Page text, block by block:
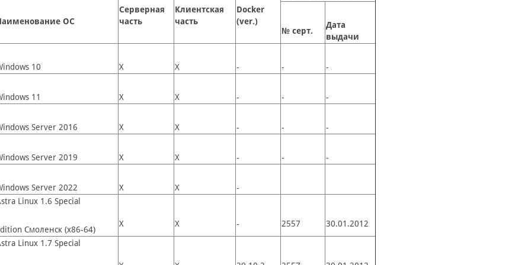
ОС
Серверная
часть
Клиентская
часть
Docker
(ver.)
№ серт.
Дата
выдачи
10 Х Х - - -
11 Х Х - - -
Server 2016 Х Х - - -
Server 2019 Х Х - - -
Server 2022 Х Х -
Linux 1.6 Special
Смоленск (x86-64)
Х Х - 2557 30.01.2012
Linux 1.7 Special